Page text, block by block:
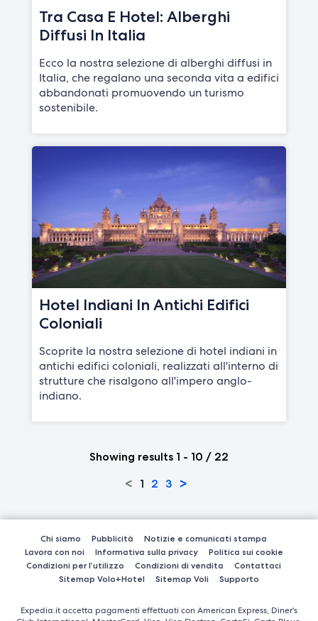
Tra Casa E Hotel: Alberghi
Diffusi In Italia
Ecco la nostra selezione di alberghi diffusi in
Italia, che regalano una seconda vita a edifici
abbandonati promuovendo un turismo
sostenibile.
Hotel Indiani In Antichi Edifici
Coloniali
Scoprite la nostra selezione di hotel indiani in
antichi edifici coloniali, realizzati all'interno di
strutture che risalgono all'impero anglo-
indiano.
Showing results 1 - 10 / 22
< 1 2 3 >
Chi siamo Pubblicità
Notizie e comunicati stampa
Lavora con noi
Informativa sulla privacy
Politica sui cookie
Condizioni per l’utilizzo
Condizioni di vendita
Contattaci
Sitemap Volo+Hotel
Sitemap Voli Supporto
Expedia.it accetta pagamenti effettuati con American Express, Diner's